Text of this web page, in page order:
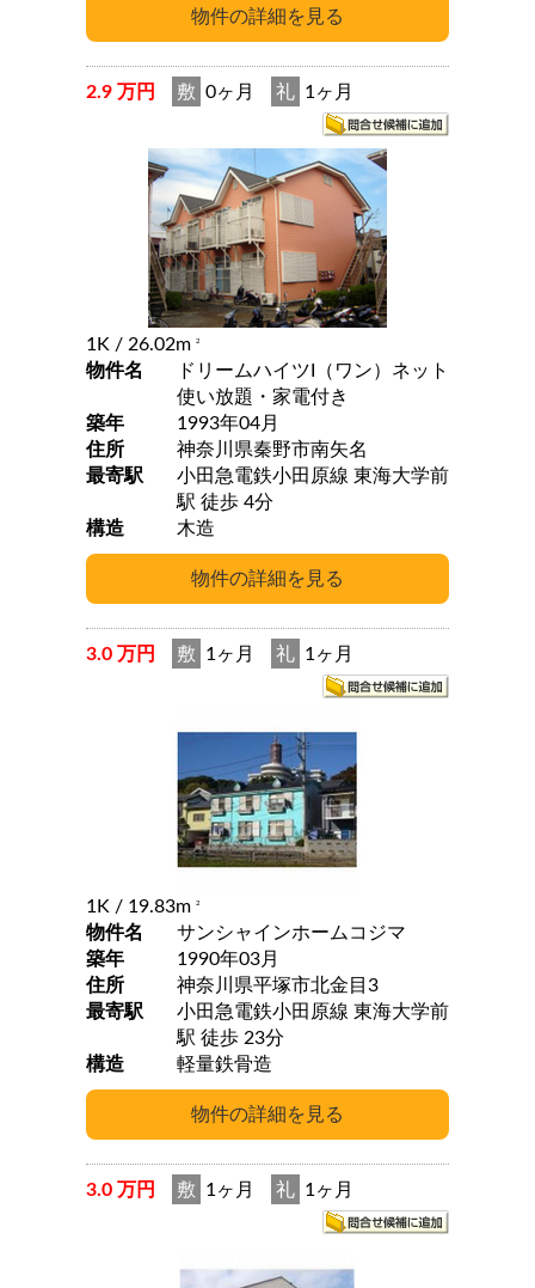
2.9 万円 敷 0ヶ月 礼 1ヶ月
1K / 26.02m 2
物件名
ドリームハイツI（ワン）ネット
使い放題・家電付き
築年
1993年04月
住所
神奈川県秦野市南矢名
最寄駅
小田急電鉄小田原線 東海大学前
駅 徒歩 4分
構造
木造
3.0 万円 敷 1ヶ月 礼 1ヶ月
1K / 19.83m 2
物件名
サンシャインホームコジマ
築年
1990年03月
住所
神奈川県平塚市北金目3
最寄駅
小田急電鉄小田原線 東海大学前
駅 徒歩 23分
構造
軽量鉄骨造
3.0 万円 敷 1ヶ月 礼 1ヶ月